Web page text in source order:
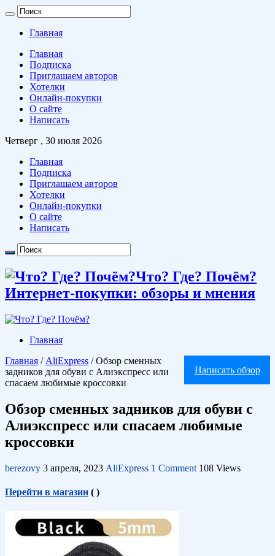
Главная
Главная
Подписка
Приглашаем авторов
Хотелки
Онлайн-покупки
О сайте
Написать
Четверг , 30 июля 2026
Главная
Подписка
Приглашаем авторов
Хотелки
Онлайн-покупки
О сайте
Написать
Что? Где? Почём?
Интернет-покупки: обзоры и мнения
Главная
Написать обзор
Главная / AliExpress / Обзор сменных
задников для обуви с Алиэкспресс или
спасаем любимые кроссовки
Обзор сменных задников для обуви с
Алиэкспресс или спасаем любимые
кроссовки
berezovy 3 апреля, 2023 AliExpress 1 Comment 108 Views
Перейти в магазин ( )